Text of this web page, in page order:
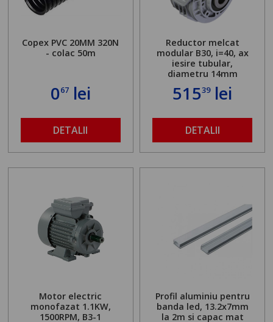
Copex PVC 20MM 320N
- colac 50m
067lei
DETALII
Reductor melcat
modular B30, i=40, ax
iesire tubular,
diametru 14mm
51539lei
DETALII
Motor electric
monofazat 1.1KW,
1500RPM, B3-1
Profil aluminiu pentru
banda led, 13.2x7mm
la 2m si capac mat